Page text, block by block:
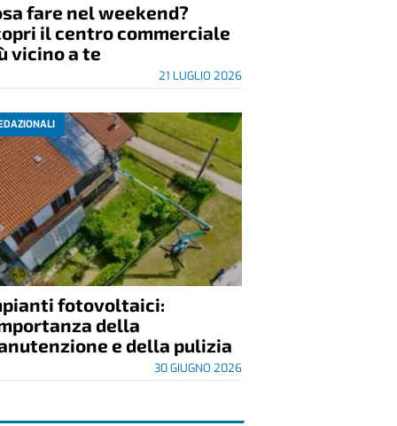
fare nel weekend?
il centro commerciale
vicino a te
21 LUGLIO 2026
fotovoltaici:
della
e della pulizia
30 GIUGNO 2026